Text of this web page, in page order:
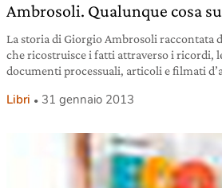
Ambrosoli. Qualunque cosa
La storia di Giorgio Ambrosoli raccontata
che ricostruisce i fatti attraverso i ricordi,
documenti processuali, articoli e filmati
Libri 31 gennaio 2013